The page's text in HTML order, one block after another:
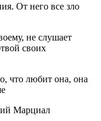
От него все зло
не слушает
своих
что любит она, она
Марциал